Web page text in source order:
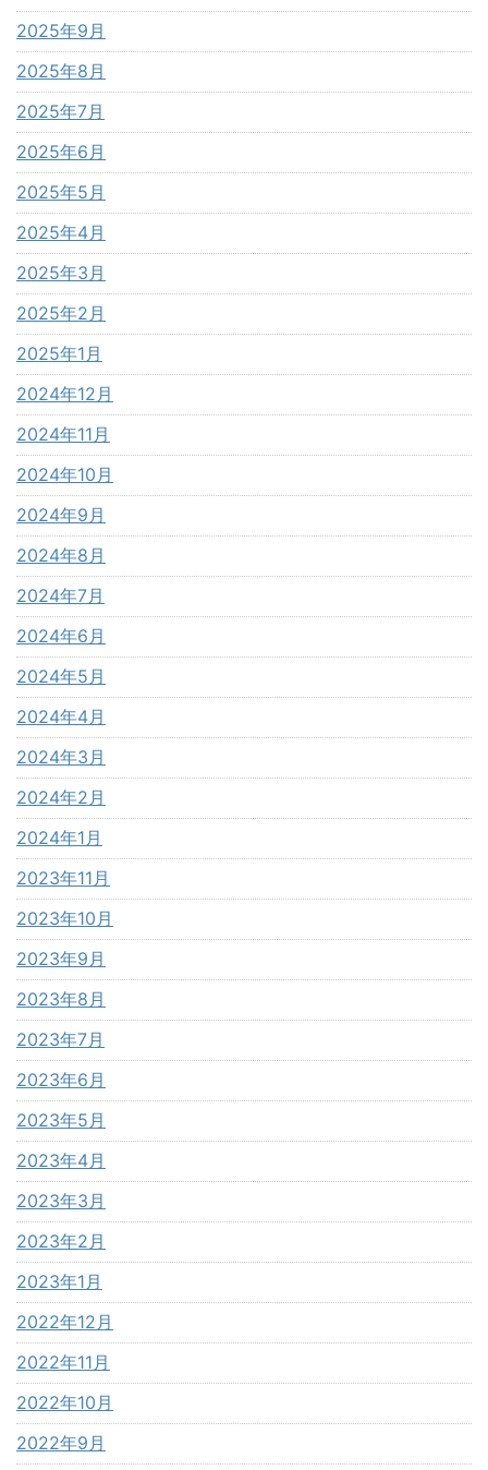
2025年9月
2025年8月
2025年7月
2025年6月
2025年5月
2025年4月
2025年3月
2025年2月
2025年1月
2024年12月
2024年11月
2024年10月
2024年9月
2024年8月
2024年7月
2024年6月
2024年5月
2024年4月
2024年3月
2024年2月
2024年1月
2023年11月
2023年10月
2023年9月
2023年8月
2023年7月
2023年6月
2023年5月
2023年4月
2023年3月
2023年2月
2023年1月
2022年12月
2022年11月
2022年10月
2022年9月